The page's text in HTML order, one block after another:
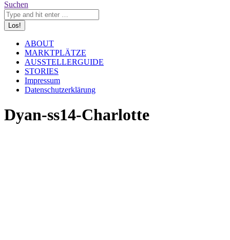
Suchen
ABOUT
MARKTPLÄTZE
AUSSTELLERGUIDE
STORIES
Impressum
Datenschutzerklärung
Dyan-ss14-Charlotte